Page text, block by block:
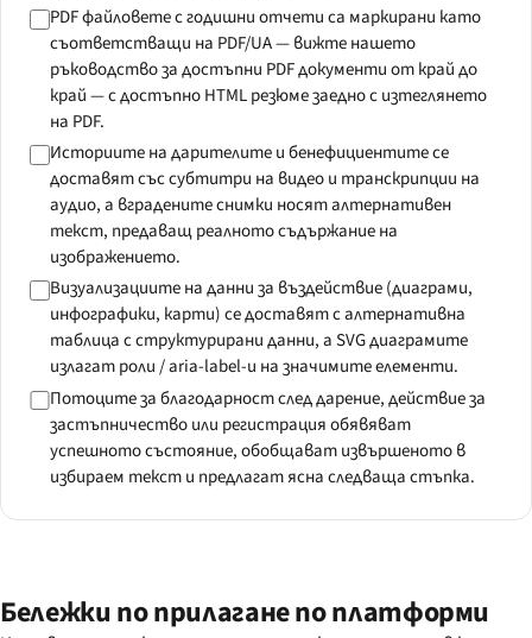
PDF файловете с годишни отчети са маркирани като
съответстващи на PDF/UA — вижте нашето
ръководство за достъпни PDF документи от край до
край — с достъпно HTML резюме заедно с изтеглянето
на PDF.
Историите на дарителите и бенефициентите се
доставят със субтитри на видео и транскрипции на
аудио, а вградените снимки носят алтернативен
текст, предаващ реалното съдържание на
изображението.
Визуализациите на данни за въздействие (диаграми,
инфографики, карти) се доставят с алтернативна
таблица с структурирани данни, а SVG диаграмите
излагат роли / aria-label-и на значимите елементи.
Потоците за благодарност след дарение, действие за
застъпничество или регистрация обявяват
успешното състояние, обобщават извършеното в
избираем текст и предлагат ясна следваща стъпка.
Бележки по прилагане по платформи